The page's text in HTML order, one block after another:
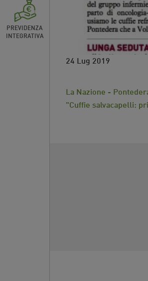
PREVIDENZA
INTEGRATIVA
24 Lug 2019
La Nazione -
"Cuffie salvacapelli: